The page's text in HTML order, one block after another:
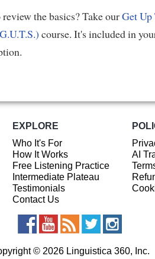
review the basics? Take ourGet Up
course. It's included in
EXPLORE
Who It's For
How It Works
Free Listening Practice
Intermediate Plateau
Testimonials
Contact Us
AI
© 2026 Linguistica 360, Inc.